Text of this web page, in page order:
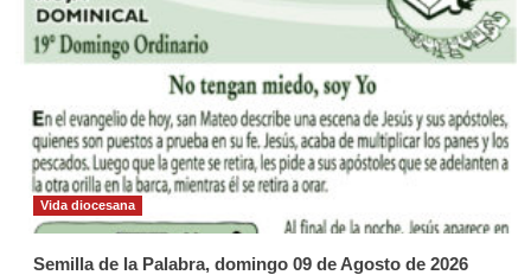
Vida diocesana
Semilla de la Palabra, domingo 09 de Agosto de 2026